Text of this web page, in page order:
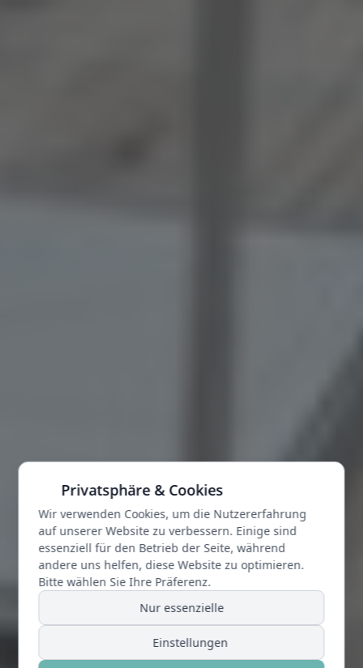
Privatsphäre & Cookies
Wir verwenden Cookies, um die Nutzererfahrung
auf unserer Website zu verbessern. Einige sind
essenziell für den Betrieb der Seite, während
andere uns helfen, diese Website zu optimieren.
Bitte wählen Sie Ihre Präferenz.
Nur essenzielle
Einstellungen